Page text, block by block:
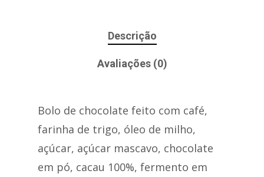
Descrição
Avaliações (0)
Bolo de chocolate feito com café,
farinha de trigo, óleo de milho,
açúcar, açúcar mascavo, chocolate
em pó, cacau 100%, fermento em